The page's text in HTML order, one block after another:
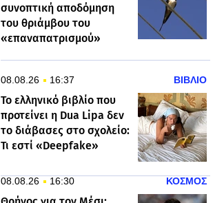
συνοπτική αποδόμηση
του θριάμβου του
«επαναπατρισμού»
08.08.26 16:37 ΒΙΒΛΙΟ
Το ελληνικό βιβλίο που
προτείνει η Dua Lipa δεν
το διάβασες στο σχολείο:
Τι εστί «Deepfake»
08.08.26 16:30 ΚΟΣΜΟΣ